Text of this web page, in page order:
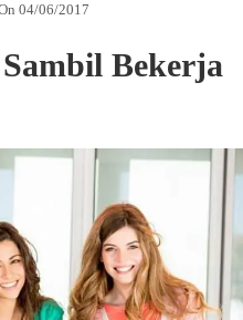
04/06/2017
Bekerja